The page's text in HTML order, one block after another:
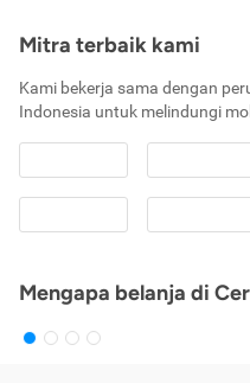
Mitra terbaik kami
Kami bekerja sama dengan
Indonesia untuk melindungi
Mengapa belanja di